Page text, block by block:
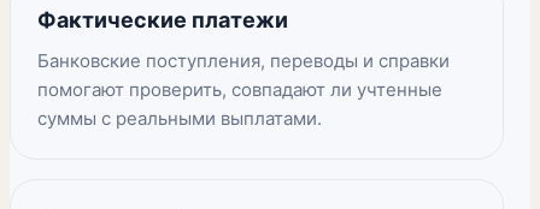
Фактические платежи
Банковские поступления, переводы и справки
помогают проверить, совпадают ли учтенные
суммы с реальными выплатами.